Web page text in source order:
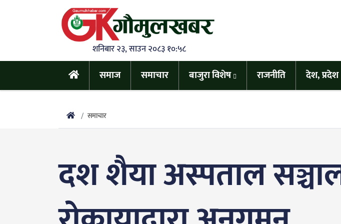
शनिबार २३, साउन २०८३ १०:५८
समाज समाचार बाजुरा विशेष राजनीति देश, प्रदेश
समाचार
दश शैया अस्पताल